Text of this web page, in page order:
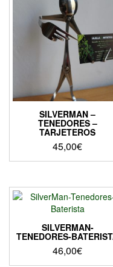
SILVERMAN –
TENEDORES –
TARJETEROS
45,00€
SILVERMAN-
TENEDORES-
46,00€